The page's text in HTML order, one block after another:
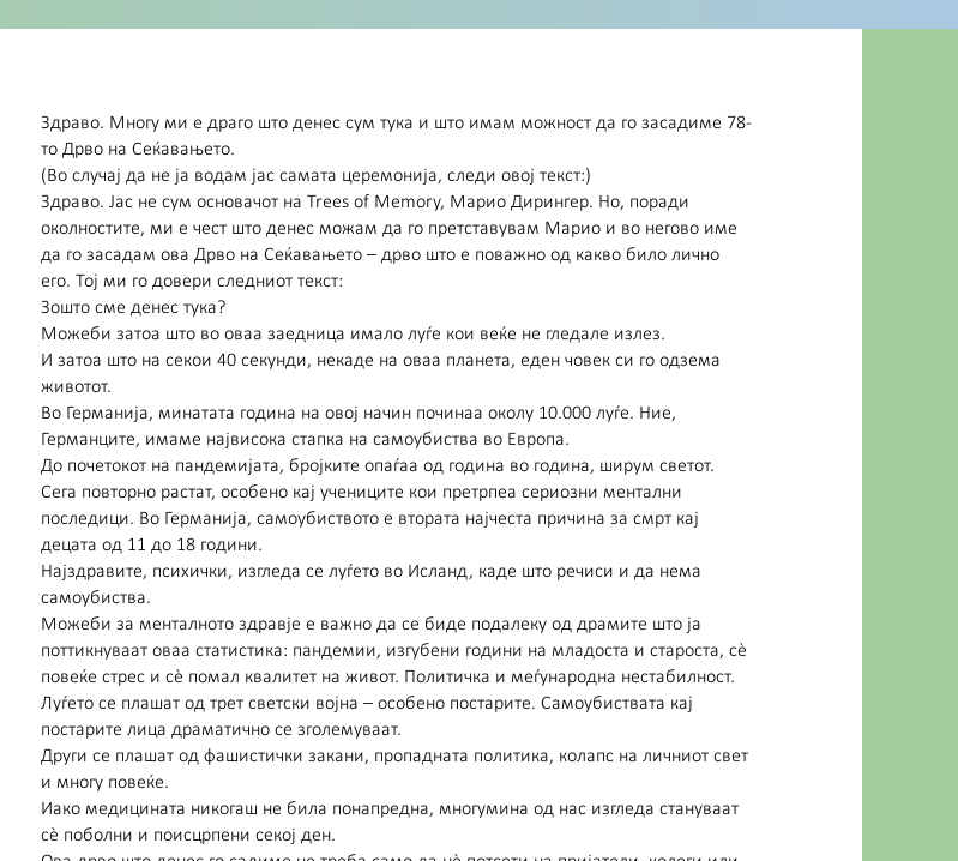
Здраво. Многу ми е драго што денес сум тука и што имам можност да го засадиме 78-
то Дрво на Сеќавањето.
(Во случај да не ја водам јас самата церемонија, следи овој текст:)
Здраво. Јас не сум основачот на Trees of Memory, Марио Дирингер. Но, поради
околностите, ми е чест што денес можам да го претставувам Марио и во негово име
да го засадам ова Дрво на Сеќавањето – дрво што е поважно од какво било лично
его. Тој ми го довери следниот текст:
Зошто сме денес тука?
Можеби затоа што во оваа заедница имало луѓе кои веќе не гледале излез.
И затоа што на секои 40 секунди, некаде на оваа планета, еден човек си го одзема
животот.
Во Германија, минатата година на овој начин починаа околу 10.000 луѓе. Ние,
Германците, имаме највисока стапка на самоубиства во Европа.
До почетокот на пандемијата, бројките опаѓаа од година во година, ширум светот.
Сега повторно растат, особено кај учениците кои претрпеа сериозни ментални
последици. Во Германија, самоубиството е втората најчеста причина за смрт кај
децата од 11 до 18 години.
Најздравите, психички, изгледа се луѓето во Исланд, каде што речиси и да нема
самоубиства.
Можеби за менталното здравје е важно да се биде подалеку од драмите што ја
поттикнуваат оваа статистика: пандемии, изгубени години на младоста и староста, сè
повеќе стрес и сè помал квалитет на живот. Политичка и меѓународна нестабилност.
Луѓето се плашат од трет светски војна – особено постарите. Самоубиствата кај
постарите лица драматично се зголемуваат.
Други се плашат од фашистички закани, пропадната политика, колапс на личниот свет
и многу повеќе.
Иако медицината никогаш не била понапредна, многумина од нас изгледа стануваат
сè поболни и поисцрпени секој ден.